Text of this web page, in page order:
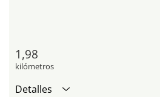
1,98
kilómetros
Detalles